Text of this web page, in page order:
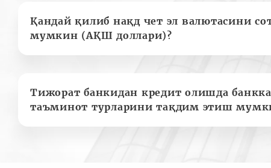
Қандай қилиб нақд чет эл валютасини
мумкин (АҚШ доллари)?
Тижорат банкидан кредит олишда
таъминот турларини тақдим этиш